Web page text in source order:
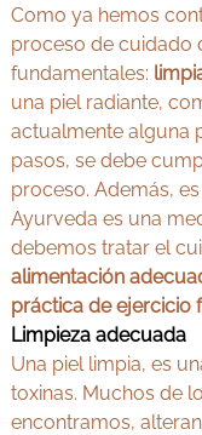
Como ya hemos
proceso de cuidado
fundamentales:
una piel radiante,
actualmente alguna
pasos, se debe
proceso. Además,
Ayurveda es una
debemos tratar el
alimentación
práctica de ejercicio
Limpieza adecuada
Una piel limpia, es
toxinas. Muchos de
encontramos, alteran